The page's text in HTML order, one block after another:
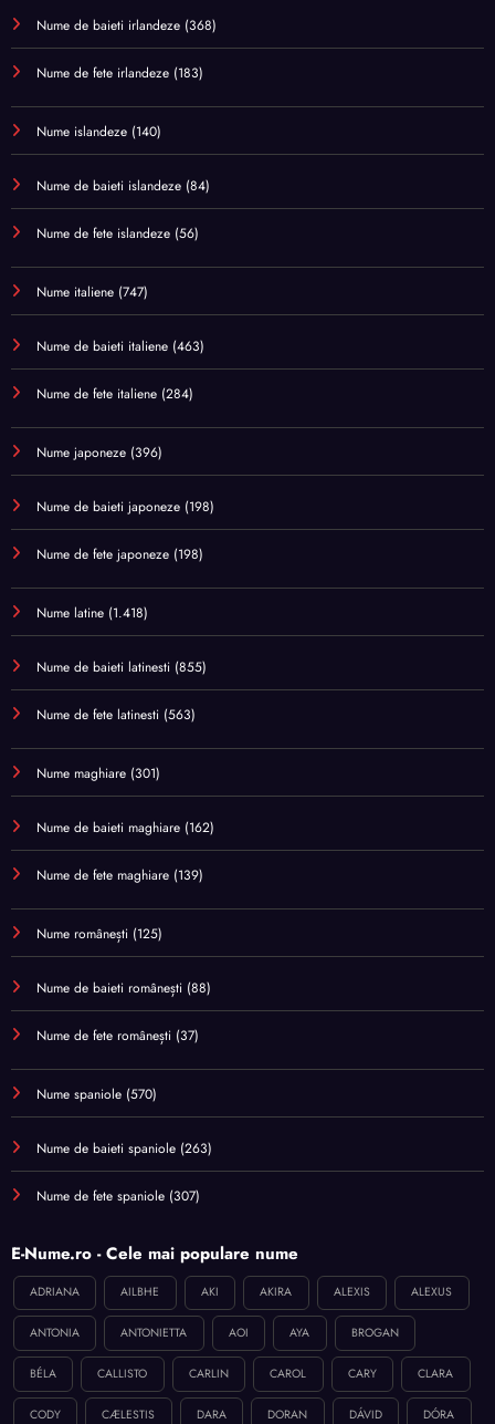
Nume de baieti irlandeze (368)
Nume de fete irlandeze (183)
Nume islandeze (140)
Nume de baieti islandeze (84)
Nume de fete islandeze (56)
Nume italiene (747)
Nume de baieti italiene (463)
Nume de fete italiene (284)
Nume japoneze (396)
Nume de baieti japoneze (198)
Nume de fete japoneze (198)
Nume latine (1.418)
Nume de baieti latinesti (855)
Nume de fete latinesti (563)
Nume maghiare (301)
Nume de baieti maghiare (162)
Nume de fete maghiare (139)
Nume românești (125)
Nume de baieti românești (88)
Nume de fete românești (37)
Nume spaniole (570)
Nume de baieti spaniole (263)
Nume de fete spaniole (307)
E-Nume.ro - Cele mai populare nume
ADRIANA AILBHE AKI AKIRA ALEXIS ALEXUS
ANTONIA ANTONIETTA AOI AYA BROGAN
BÉLA CALLISTO CARLIN CAROL CARY CLARA
CODY CÆLESTIS DARA DORAN DÁVID DÓRA